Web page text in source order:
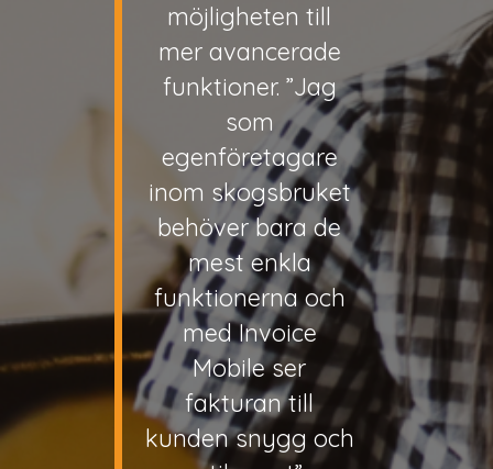
möjligheten till
mer avancerade
funktioner. ”Jag
som
egenföretagare
inom skogsbruket
behöver bara de
mest enkla
funktionerna och
med Invoice
Mobile ser
fakturan till
kunden snygg och